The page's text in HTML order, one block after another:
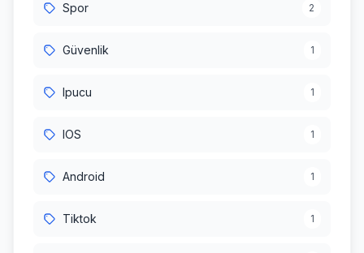
Spor 2
Güvenlik 1
Ipucu 1
IOS 1
Android 1
Tiktok 1